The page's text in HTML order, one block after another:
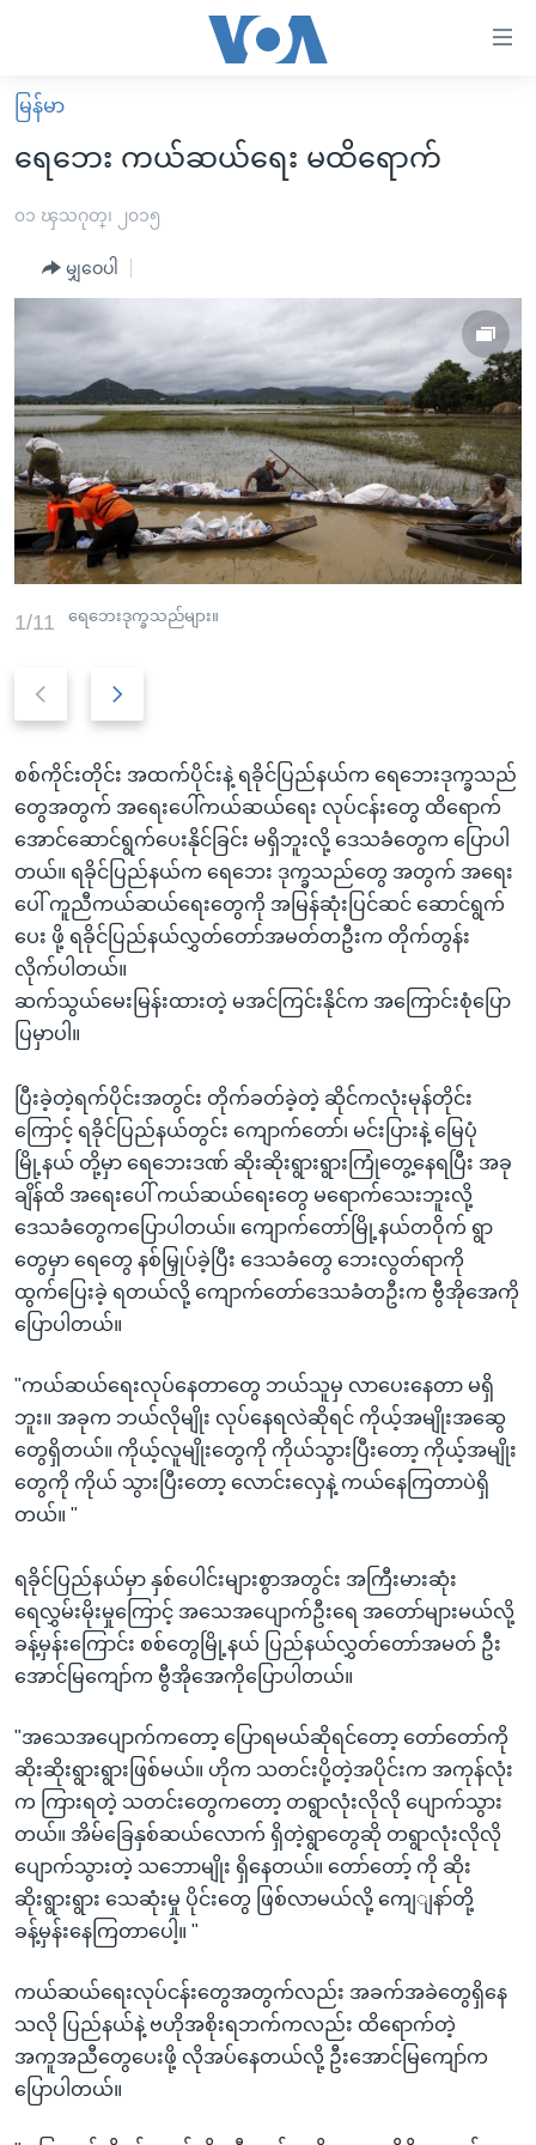
လွယ်ကူ
စေ
များ
သို့
ကျော်
ကြည့်
ရန်
ပင်မ
ညွန်း
ကြည့်
ရှာဖွေ
ရန်
နေရာ
သို့
ကျော်
ရန်
မူလစာမျက်နှာ
မြန်မာ
ကမ္ဘာ့သတင်းများ
နိုင်ငံတကာ
အမေရိကန်
အစ္စရေး-ပါလက်စတိုင်း
သတင်းလွတ်လပ်ခွင့်
ရပ်ဝန်းတခု လမ်းတခု အလွန်
အင်္ဂလိပ်စာလေ့လာမယ်
အမေရိကန်သုံးအီဒီယံ
မကြေးမုံရဲ့ အင်္ဂလိပ်စာ
ရုပ်ရှင်ထဲက အင်္ဂလိပ်စာ
သုတပဒေသာ အင်္ဂလိပ်စာ
အပတ်စဉ်ကဏ္ဍများ
ရေဒီယို
တီဗွီ
ရေဒီယိုနှင့်ရုပ်သံ အချက်အလက်များ
ရေဒီယို/တီဗွီအစီအစဉ်
Learning English
မြန်မာ
ရေဘေး ကယ်ဆယ်ရေး မထိရောက်
၀၁ ၾသဂုတ္၊ ၂၀၁၅
မျှဝေပါ
1/11 ရေဘေးဒုက္ခသည်များ။
Previous
Next
စစ်ကိုင်းတိုင်း အထက်ပိုင်းနဲ့ ရခိုင်ပြည်နယ်က ရေဘေးဒုက္ခသည်
တွေအတွက် အရေးပေါ်ကယ်ဆယ်ရေး လုပ်ငန်းတွေ ထိရောက်
အောင်ဆောင်ရွက်ပေးနိုင်ခြင်း မရှိဘူးလို့ ဒေသခံတွေက ပြောပါ
တယ်။ ရခိုင်ပြည်နယ်က ရေဘေး ဒုက္ခသည်တွေ အတွက် အရေး
ပေါ် ကူညီကယ်ဆယ်ရေးတွေကို အမြန်ဆုံးပြင်ဆင် ဆောင်ရွက်
ပေး ဖို့ ရခိုင်ပြည်နယ်လွှတ်တော်အမတ်တဦးက တိုက်တွန်း
လိုက်ပါတယ်။
ဆက်သွယ်မေးမြန်းထားတဲ့ မအင်ကြင်းနိုင်က အကြောင်းစုံပြော
ပြမှာပါ။
ပြီးခဲ့တဲ့ရက်ပိုင်းအတွင်း တိုက်ခတ်ခဲ့တဲ့ ဆိုင်ကလုံးမုန်တိုင်း
ကြောင့် ရခိုင်ပြည်နယ်တွင်း ကျောက်တော်၊ မင်းပြားနဲ့ မြေပုံ
မြို့နယ် တို့မှာ ရေဘေးဒဏ် ဆိုးဆိုးရွားရွားကြုံတွေ့နေရပြီး အခု
ချိန်ထိ အရေးပေါ် ကယ်ဆယ်ရေးတွေ မရောက်သေးဘူးလို့
ဒေသခံတွေကပြောပါတယ်။ ကျောက်တော်မြို့နယ်တဝိုက် ရွာ
တွေမှာ ရေတွေ နစ်မြှုပ်ခဲ့ပြီး ဒေသခံတွေ ဘေးလွတ်ရာကို
ထွက်ပြေးခဲ့ ရတယ်လို့ ကျောက်တော်ဒေသခံတဦးက ဗွီအိုအေကို
ပြောပါတယ်။
"ကယ်ဆယ်ရေးလုပ်နေတာတွေ ဘယ်သူမှ လာပေးနေတာ မရှိ
ဘူး။ အခုက ဘယ်လိုမျိုး လုပ်နေရလဲဆိုရင် ကိုယ့်အမျိုးအဆွေ
တွေရှိတယ်။ ကိုယ့်လူမျိုးတွေကို ကိုယ်သွားပြီးတော့ ကိုယ့်အမျိုး
တွေကို ကိုယ် သွားပြီးတော့ လောင်းလှေနဲ့ ကယ်နေကြတာပဲရှိ
တယ်။ "
ရခိုင်ပြည်နယ်မှာ နှစ်ပေါင်းများစွာအတွင်း အကြီးမားဆုံး
ရေလွှမ်းမိုးမှုကြောင့် အသေအပျောက်ဦးရေ အတော်များမယ်လို့
ခန့်မှန်းကြောင်း စစ်တွေမြို့နယ် ပြည်နယ်လွှတ်တော်အမတ် ဦး
အောင်မြကျော်က ဗွီအိုအေကိုပြောပါတယ်။
"အသေအပျောက်ကတော့ ပြောရမယ်ဆိုရင်တော့ တော်တော်ကို
ဆိုးဆိုးရွားရွားဖြစ်မယ်။ ဟိုက သတင်းပို့တဲ့အပိုင်းက အကုန်လုံး
က ကြားရတဲ့ သတင်းတွေကတော့ တရွာလုံးလိုလို ပျောက်သွား
တယ်။ အိမ်ခြေနှစ်ဆယ်လောက် ရှိတဲ့ရွာတွေဆို တရွာလုံးလိုလို
ပျောက်သွားတဲ့ သဘောမျိုး ရှိနေတယ်။ တော်တော့် ကို ဆိုး
ဆိုးရွားရွား သေဆုံးမှု ပိုင်းတွေ ဖြစ်လာမယ်လို့ ကျေျနာ်တို့
ခန့်မှန်းနေကြတာပေါ့။ "
ကယ်ဆယ်ရေးလုပ်ငန်းတွေအတွက်လည်း အခက်အခဲတွေရှိနေ
သလို ပြည်နယ်နဲ့ ဗဟိုအစိုးရဘက်ကလည်း ထိရောက်တဲ့
အကူအညီတွေပေးဖို့ လိုအပ်နေတယ်လို့ ဦးအောင်မြကျော်က
ပြောပါတယ်။